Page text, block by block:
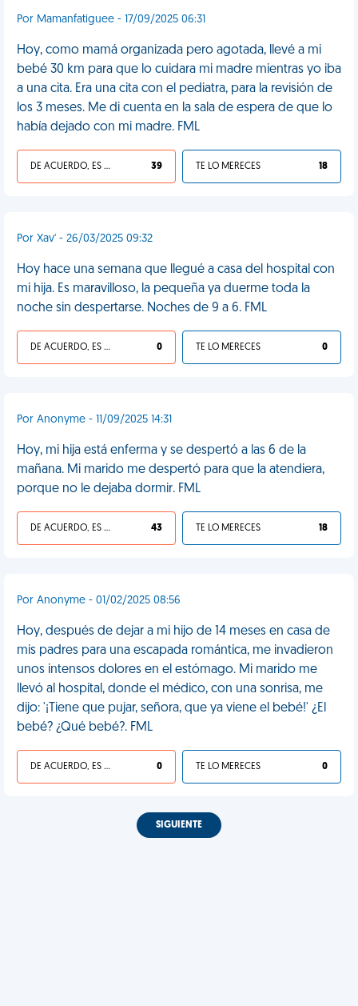
Por Mamanfatiguee - 17/09/2025 06:31
Hoy, como mamá organizada pero agotada, llevé a mi
bebé 30 km para que lo cuidara mi madre mientras yo iba
a una cita. Era una cita con el pediatra, para la revisión de
los 3 meses. Me di cuenta en la sala de espera de que lo
había dejado con mi madre. FML
DE ACUERDO, ES UNA VIDA HP 39 TE LO MERECES 18
Por Xav' - 26/03/2025 09:32
Hoy hace una semana que llegué a casa del hospital con
mi hija. Es maravilloso, la pequeña ya duerme toda la
noche sin despertarse. Noches de 9 a 6. FML
DE ACUERDO, ES UNA VIDA HP 0 TE LO MERECES 0
Por Anonyme - 11/09/2025 14:31
Hoy, mi hija está enferma y se despertó a las 6 de la
mañana. Mi marido me despertó para que la atendiera,
porque no le dejaba dormir. FML
DE ACUERDO, ES UNA VIDA HP 43 TE LO MERECES 18
Por Anonyme - 01/02/2025 08:56
Hoy, después de dejar a mi hijo de 14 meses en casa de
mis padres para una escapada romántica, me invadieron
unos intensos dolores en el estómago. Mi marido me
llevó al hospital, donde el médico, con una sonrisa, me
dijo: '¡Tiene que pujar, señora, que ya viene el bebé!' ¿El
bebé? ¿Qué bebé?. FML
DE ACUERDO, ES UNA VIDA HP 0 TE LO MERECES 0
SIGUIENTE